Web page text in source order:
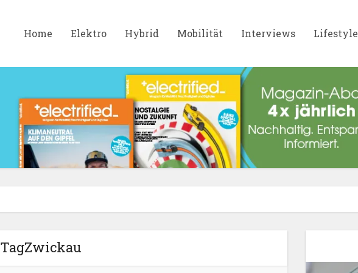
Home Elektro Hybrid Mobilität Interviews Lifestyle
TagZwickau